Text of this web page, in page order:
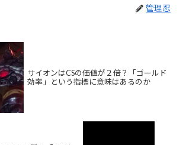
管理忍
サイオンはCSの価値が２倍？「ゴールド
効率」という指標に意味はあるのか